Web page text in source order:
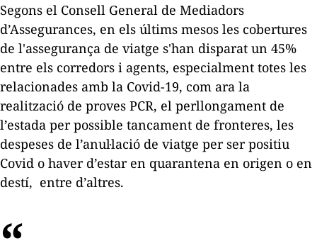
Segons el Consell General de Mediadors
d’Assegurances, en els últims mesos les cobertures
de l'assegurança de viatge s'han disparat un 45%
entre els corredors i agents, especialment totes les
relacionades amb la Covid-19, com ara la
realització de proves PCR, el perllongament de
l’estada per possible tancament de fronteres, les
despeses de l’anul·lació de viatge per ser positiu
Covid o haver d’estar en quarantena en origen o en
destí, entre d’altres.